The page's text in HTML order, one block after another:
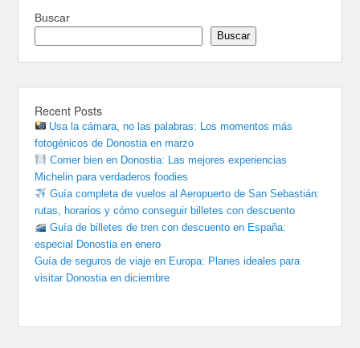
Buscar
Buscar
Recent Posts
Usa la cámara, no las palabras: Los momentos más
fotogénicos de Donostia en marzo
Comer bien en Donostia: Las mejores experiencias
Michelin para verdaderos foodies
Guía completa de vuelos al Aeropuerto de San Sebastián:
rutas, horarios y cómo conseguir billetes con descuento
Guía de billetes de tren con descuento en España:
especial Donostia en enero
Guía de seguros de viaje en Europa: Planes ideales para
visitar Donostia en diciembre